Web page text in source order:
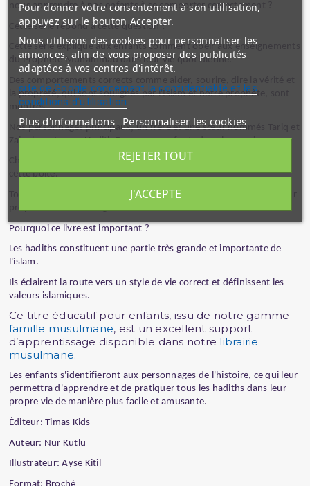
nous apprendre à nos enfants à se comporter correctement ?
Cette série répond à cette question !
Cette série explique aux enfants comment obéir aux enseignements
du Prophète Muhammad dans leur vie quotidienne.
la propreté, qui sont soulignés par l'Islam et notre prophète, sont
montrés.
Nos personnages principaux, un frère et une sœur nommés Tariq et
Zainab, ont une «Hadith Box» pour enfants dans leur maison.
Chaque livre de cette série concerne un certain Hadith choisi dans
cette boîte.
Tous les membres de la famille essaient d'appliquer ce Hadith à leur
propre vie tout au long de l'histoire.
Pourquoi ce livre est important ?
Les hadiths constituent une partie très grande et importante de
l'islam.
Ils éclairent la route vers un style de vie correct et définissent les
valeurs islamiques.
Ce titre éducatif pour enfants, issu de notre gamme
famille musulmane, est un excellent support
d’apprentissage disponible dans notre librairie
musulmane.
Les enfants s'identifieront aux personnages de l'histoire, ce qui leur
permettra d'apprendre et de pratiquer tous les hadiths dans leur
propre vie de manière plus facile et amusante.
Éditeur: Timas Kids
Auteur: Nur Kutlu
Illustrateur: Ayse Kitil
Pour donner votre consentement à son utilisation,
appuyez sur le bouton Accepter.
Nous utilisons des cookies pour personnaliser les
annonces, afin de vous proposer des publicités
adaptées à vos centres d'intérêt.
site de Google concernant la confidentialité et les
conditions d'utilisation
Plus d'informations Personnaliser les cookies
REJETER TOUT
J'ACCEPTE